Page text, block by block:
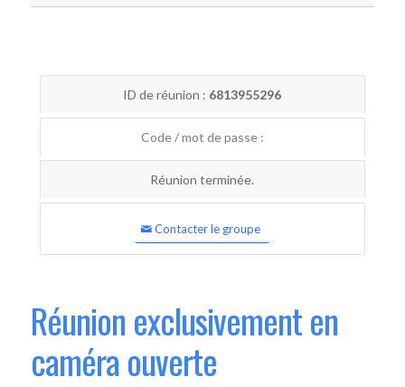
ID de réunion : 6813955296
Code / mot de passe :
Réunion terminée.
Contacter le groupe
Réunion exclusivement en
caméra ouverte